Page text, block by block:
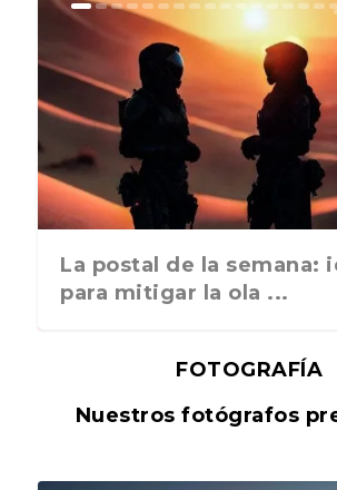
La postal de la semana:
para mitigar la ola ...
FOTOGRAFÍA
Nuestros fotógrafos